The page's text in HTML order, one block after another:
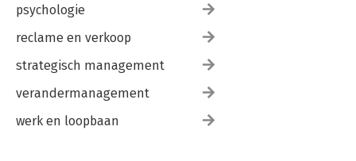
psychologie
reclame en verkoop
strategisch management
verandermanagement
werk en loopbaan